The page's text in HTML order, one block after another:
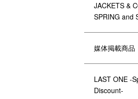
JACKETS &
SPRING and
媒体掲載商品
LAST ONE -
Discount-